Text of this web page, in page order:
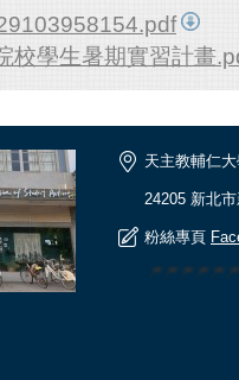
校學生暑期實習計畫
天主教輔仁
24205 新北
粉絲專頁